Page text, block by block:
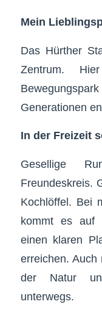
Mein
Das Hürther
Zentrum.
Generationen
In der Freizeit
Gesellige
Freundeskreis.
Kochlöffel. Bei
kommt es auf
einen klaren
erreichen.
der Natur
unterwegs.